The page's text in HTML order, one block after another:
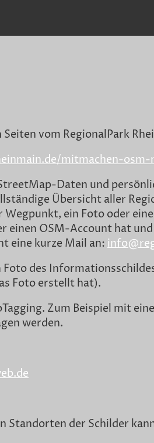
vom RegionalPark
mitmachen-osm-
Daten und
Übersicht aller
Wegpunkt, ein Foto oder
einen OSM-Account hat
eine kurze Mail an:
des
Foto erstellt hat).
Zum Beispiel mit
werden.
Standorten der Schilder